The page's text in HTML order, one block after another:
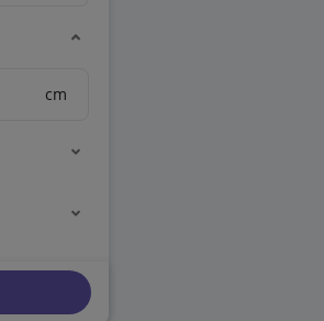
cm